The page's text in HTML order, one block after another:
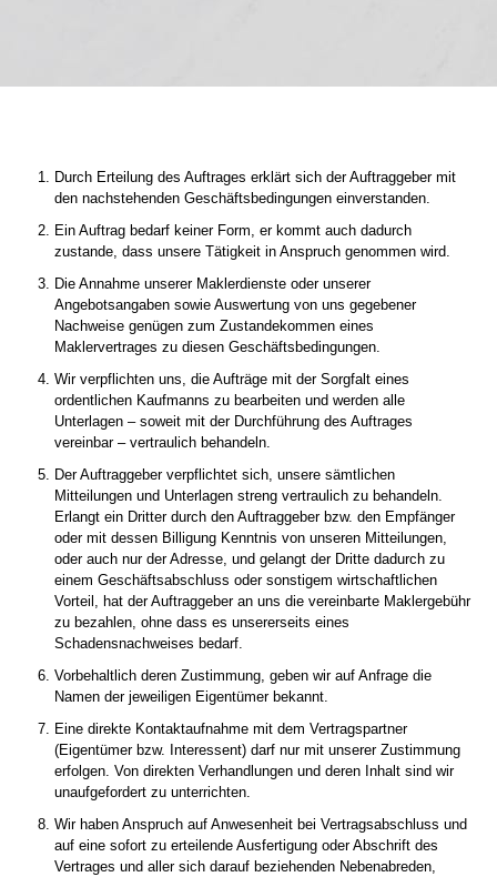
Durch Erteilung des Auftrages erklärt sich der Auftraggeber mit
den nachstehenden Geschäftsbedingungen einverstanden.
Ein Auftrag bedarf keiner Form, er kommt auch dadurch
zustande, dass unsere Tätigkeit in Anspruch genommen wird.
Die Annahme unserer Maklerdienste oder unserer
Angebotsangaben sowie Auswertung von uns gegebener
Nachweise genügen zum Zustandekommen eines
Maklervertrages zu diesen Geschäftsbedingungen.
Wir verpflichten uns, die Aufträge mit der Sorgfalt eines
ordentlichen Kaufmanns zu bearbeiten und werden alle
Unterlagen – soweit mit der Durchführung des Auftrages
vereinbar – vertraulich behandeln.
Der Auftraggeber verpflichtet sich, unsere sämtlichen
Mitteilungen und Unterlagen streng vertraulich zu behandeln.
Erlangt ein Dritter durch den Auftraggeber bzw. den Empfänger
oder mit dessen Billigung Kenntnis von unseren Mitteilungen,
oder auch nur der Adresse, und gelangt der Dritte dadurch zu
einem Geschäftsabschluss oder sonstigem wirtschaftlichen
Vorteil, hat der Auftraggeber an uns die vereinbarte Maklergebühr
zu bezahlen, ohne dass es unsererseits eines
Schadensnachweises bedarf.
Vorbehaltlich deren Zustimmung, geben wir auf Anfrage die
Namen der jeweiligen Eigentümer bekannt.
Eine direkte Kontaktaufnahme mit dem Vertragspartner
(Eigentümer bzw. Interessent) darf nur mit unserer Zustimmung
erfolgen. Von direkten Verhandlungen und deren Inhalt sind wir
unaufgefordert zu unterrichten.
Wir haben Anspruch auf Anwesenheit bei Vertragsabschluss und
auf eine sofort zu erteilende Ausfertigung oder Abschrift des
Vertrages und aller sich darauf beziehenden Nebenabreden,